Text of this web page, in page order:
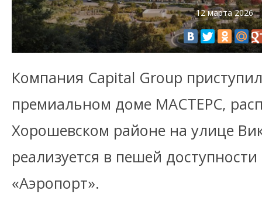
12 марта 2026
Компания Capital Group
премиальном доме МАСТЕРС,
Хорошевском районе на улице
реализуется в пешей
«Аэропорт».